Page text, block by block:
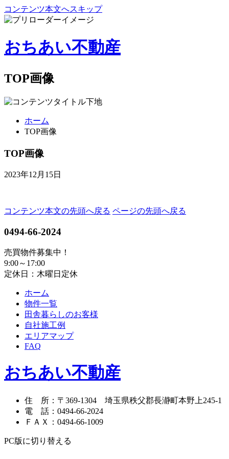
コンテンツ本文へスキップ
おちあい不動産
TOP画像
ホーム
TOP画像
TOP画像
2023年12月15日
コンテンツ本文の先頭へ戻る ページの先頭へ戻る
0494-66-2024
売買物件募集中！
9:00～17:00
定休日：木曜日定休
ホーム
物件一覧
田舎暮らしのお客様
自社施工例
エリアマップ
FAQ
おちあい不動産
住 所 ： 〒369-1304 埼玉県秩父郡長瀞町本野上245-1
電 話 ： 0494-66-2024
ＦＡＸ
： 0494-66-1009
PC版に切り替える